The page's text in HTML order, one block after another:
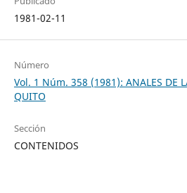
1981-02-11
Número
Vol. 1 Núm. 358 (1981): ANALES DE
QUITO
Sección
CONTENIDOS